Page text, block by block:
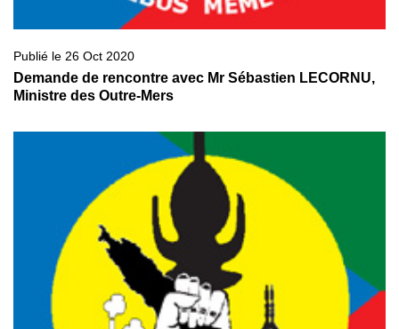
Publié le 26 Oct 2020
Demande de rencontre avec Mr Sébastien LECORNU,
Ministre des Outre-Mers